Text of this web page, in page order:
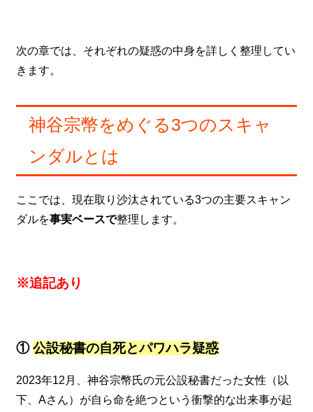
次の章では、それぞれの疑惑の中身を詳しく整理してい
きます。
神谷宗幣をめぐる3つのスキャ
ンダルとは
ここでは、現在取り沙汰されている3つの主要スキャン
ダルを事実ベースで整理します。
※追記あり
①公設秘書の自死とパワハラ疑惑
2023年12月、神谷宗幣氏の元公設秘書だった女性（以
下、Aさん）が自ら命を絶つという衝撃的な出来事が起